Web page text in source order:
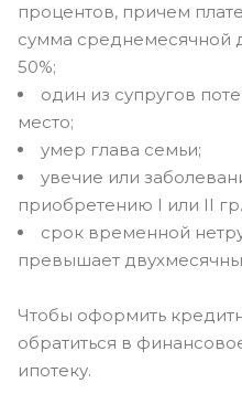
процентов, причем
сумма среднемесячной
50%;
один из супругов
место;
умер глава семьи;
увечие или
приобретению I или II
срок временной
превышает
Чтобы оформить
обратиться в
ипотеку.